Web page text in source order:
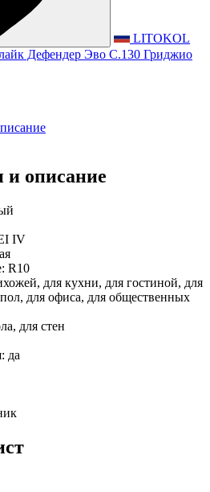
LITOKOL
Дефендер Эво С.130 Гриджио
и описание
IV
R10
для кухни, для гостиной, для
для офиса, для общественных
для стен
да